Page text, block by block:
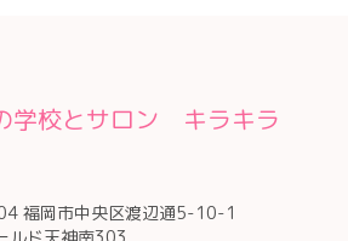
学校とサロン キラキラ
福岡市中央区渡辺通5-10-1